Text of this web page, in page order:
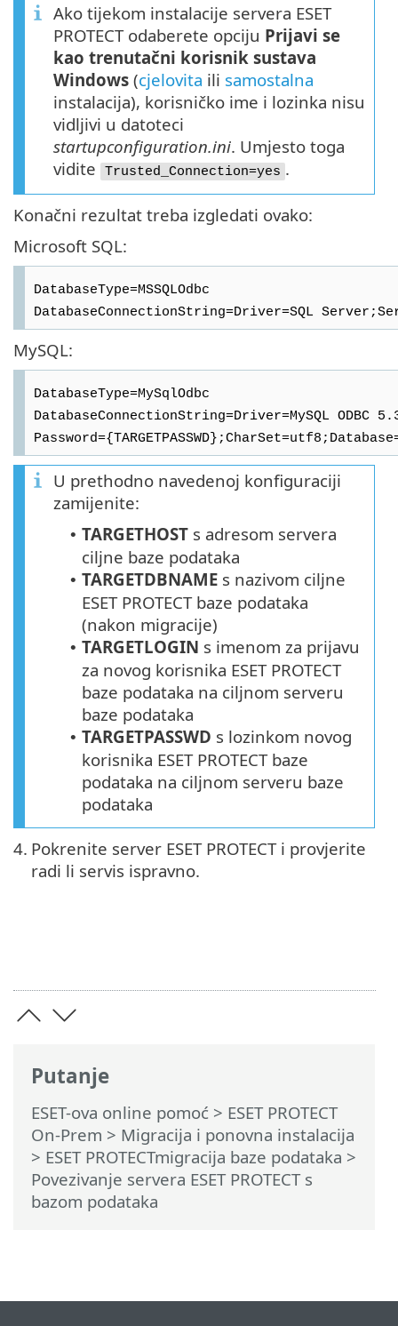
Putanje
ESET-ova online pomoć > ESET PROTECT
On-Prem > Migracija i ponovna instalacija
> ESET PROTECTmigracija baze podataka >
Povezivanje servera ESET PROTECT s
bazom podataka
Ako tijekom instalacije servera ESET
PROTECT odaberete opciju Prijavi se
kao trenutačni korisnik sustava
Windows (cjelovita ili samostalna
instalacija), korisničko ime i lozinka nisu
vidljivi u datoteci
startupconfiguration.ini. Umjesto toga
vidite
Trusted_Connection=yes .
Konačni rezultat treba izgledati ovako:
Microsoft SQL:
DatabaseType=MSSQLOdbc
DatabaseConnectionString=Driver=SQL
MySQL:
DatabaseType=MySqlOdbc
DatabaseConnectionString=Driver=MySQL ODBC
U prethodno navedenoj konfiguraciji
zamijenite:
• TARGETHOST s adresom servera
ciljne baze podataka
• TARGETDBNAME s nazivom ciljne
ESET PROTECTbaze podataka
(nakon migracije)
• TARGETLOGIN s imenom za prijavu
za novog korisnika ESET PROTECT
baze podataka na ciljnom serveru
baze podataka
• TARGETPASSWD s lozinkom novog
korisnika ESET PROTECT baze
podataka na ciljnom serveru baze
podataka
4. Pokrenite server ESET PROTECT i provjerite
radi li servis ispravno.